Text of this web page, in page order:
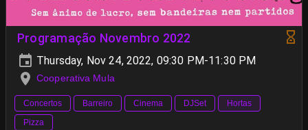
Programação Novembro 2022
Thursday, Nov 24, 2022, 09:30 PM-11:30 PM
Cooperativa Mula
Concertos Barreiro Cinema DJSet
Hortas
Pizza